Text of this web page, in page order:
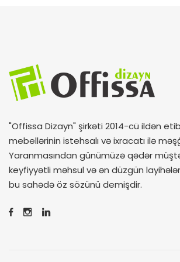
"Offissa Dizayn" şirkəti 2014-cü ildən
mebellərinin istehsalı və ixracatı ilə
Yaranmasından günümüzə qədər
keyfiyyətli məhsul və ən düzgün
bu sahədə öz sözünü demişdir.